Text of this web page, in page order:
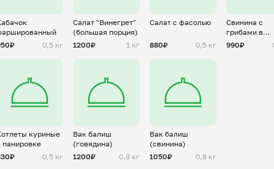
0,5 кг
Салат "Винегрет"
(большая порция)
1200₽
1 кг
Салат с фасолью
880₽ 0,5 кг
Свинина с
грибами в
сливках
990₽
куриные
панировке
0,5 кг
Вак балиш
(говядина)
1200₽
0,8 кг
Вак балиш
(свинина)
1050₽
0,8 кг